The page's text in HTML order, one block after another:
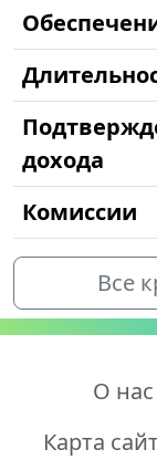
дохода
Комиссии
Все
О нас
Карта